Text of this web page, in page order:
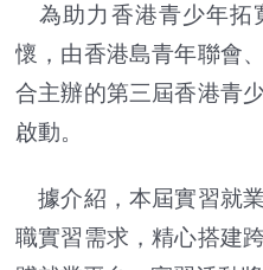
為助力香港青少年拓
懷，由香港島青年聯會
合主辦的第三屆香港青
啟動。
據介紹，本屆實習就
職實習需求，精心搭建